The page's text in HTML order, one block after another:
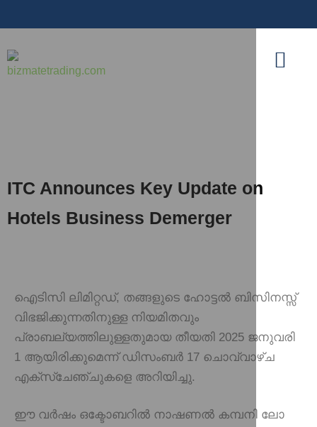
ITC Announces Key Update on
Hotels Business Demerger
ഐടിസി ലിമിറ്റഡ്, തങ്ങളുടെ ഹോട്ടൽ ബിസിനസ്സ്
വിഭജിക്കുന്നതിനുള്ള നിയമിതവും
പ്രാബല്യത്തിലുള്ളതുമായ തീയതി 2025 ജനുവരി
1 ആയിരിക്കുമെന്ന് ഡിസംബർ 17 ചൊവ്വാഴ്ച
എക്സ്ചേഞ്ചുകളെ അറിയിച്ചു.
ഈ വർഷം ഒക്ടോബറിൽ നാഷണൽ കമ്പനി ലോ